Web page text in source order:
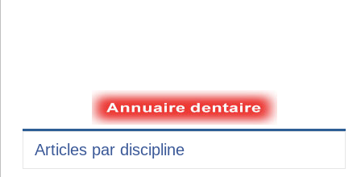
Articles par discipline